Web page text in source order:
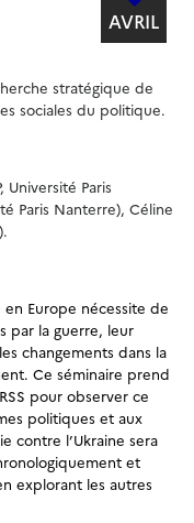
AVRIL
stratégique de
sociales du politique.
Paris
Paris Nanterre), Céline
Europe nécessite de
par la guerre, leur
changements dans la
Ce séminaire prend
pour observer ce
politiques et aux
contre l’Ukraine sera
et
explorant les autres